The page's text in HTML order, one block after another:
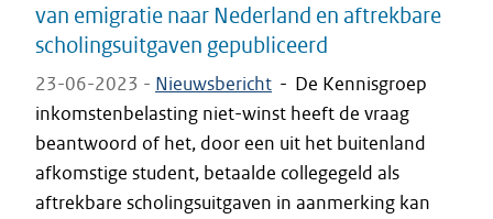
van emigratie naar Nederland en aftrekbare
scholingsuitgaven gepubliceerd
23-06-2023 - Nieuwsbericht - De Kennisgroep
inkomstenbelasting niet-winst heeft de vraag
beantwoord of het, door een uit het buitenland
afkomstige student, betaalde collegegeld als
aftrekbare scholingsuitgaven in aanmerking kan